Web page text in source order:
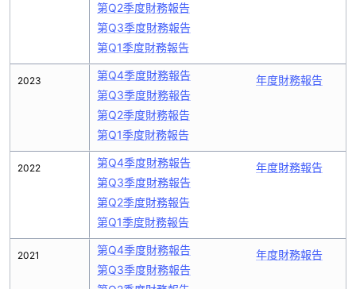
2023
2022
2021
第Q2季度財務報告
第Q3季度財務報告
第Q1季度財務報告
第Q4季度財務報告
第Q3季度財務報告
第Q2季度財務報告
第Q1季度財務報告
年度財務報告
第Q4季度財務報告
第Q3季度財務報告
第Q2季度財務報告
第Q1季度財務報告
年度財務報告
第Q4季度財務報告
第Q3季度財務報告
年度財務報告